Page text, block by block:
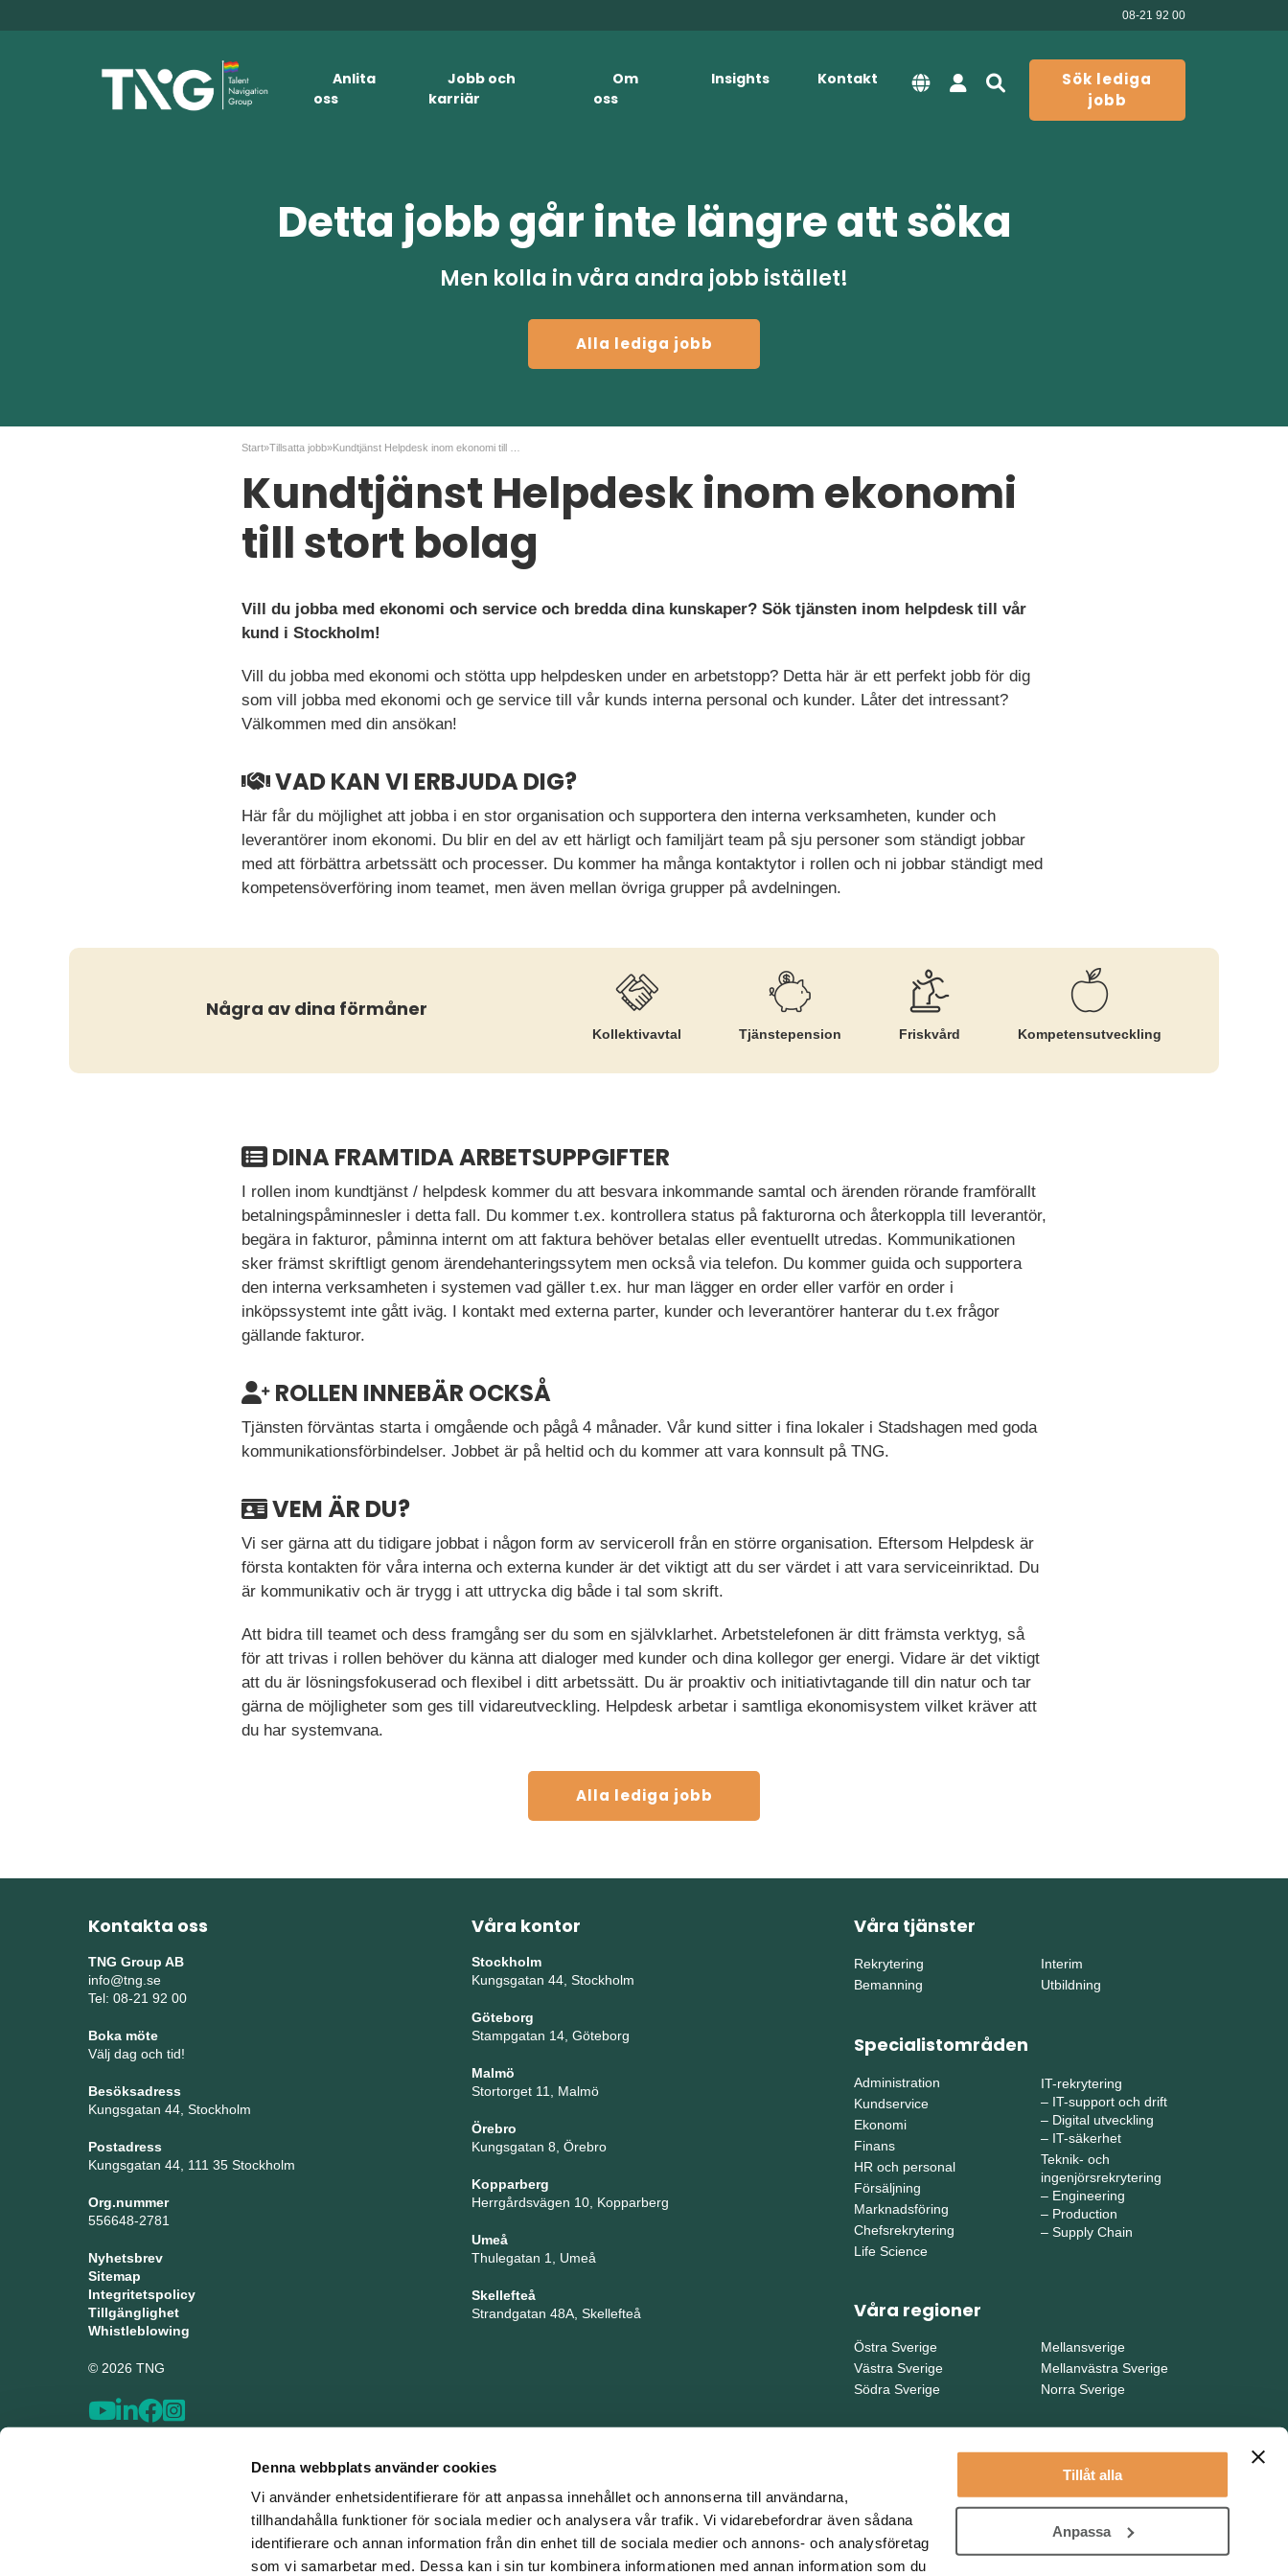
Denna webbplats använder cookies
Vi använder enhetsidentifierare för att anpassa innehållet och annonserna till användarna,
tillhandahålla funktioner för sociala medier och analysera vår trafik. Vi vidarebefordrar även sådana
identifierare och annan information från din enhet till de sociala medier och annons- och analysföretag
som vi samarbetar med. Dessa kan i sin tur kombinera informationen med annan information som du
Tillåt alla
Anpassa
08-21 92 00
Anlita
oss
Jobb och
karriär
Om
oss
Insights Kontakt
Sök lediga
jobb
Detta jobb går inte längre att söka
Men kolla in våra andra jobb istället!
Alla lediga jobb
Start»Tillsatta jobb»
Kundtjänst Helpdesk inom ekonomi
till stort bolag
Vill du jobba med ekonomi och service och bredda dina kunskaper? Sök tjänsten inom helpdesk till vår
kund i Stockholm!
Vill du jobba med ekonomi och stötta upp helpdesken under en arbetstopp? Detta här är ett perfekt jobb för dig
som vill jobba med ekonomi och ge service till vår kunds interna personal och kunder. Låter det intressant?
Välkommen med din ansökan!
VAD KAN VI ERBJUDA DIG?
Här får du möjlighet att jobba i en stor organisation och supportera den interna verksamheten, kunder och
leverantörer inom ekonomi. Du blir en del av ett härligt och familjärt team på sju personer som ständigt jobbar
med att förbättra arbetssätt och processer. Du kommer ha många kontaktytor i rollen och ni jobbar ständigt med
kompetensöverföring inom teamet, men även mellan övriga grupper på avdelningen.
Några av dina förmåner
Kollektiv­avtal Tjänste­pension Friskvård Kompetens­utveckling
DINA FRAMTIDA ARBETSUPPGIFTER
I rollen inom kundtjänst / helpdesk kommer du att besvara inkommande samtal och ärenden rörande framförallt
betalningspåminnesler i detta fall. Du kommer t.ex. kontrollera status på fakturorna och återkoppla till leverantör,
begära in fakturor, påminna internt om att faktura behöver betalas eller eventuellt utredas. Kommunikationen
sker främst skriftligt genom ärendehanteringssytem men också via telefon. Du kommer guida och supportera
den interna verksamheten i systemen vad gäller t.ex. hur man lägger en order eller varför en order i
inköpssystemt inte gått iväg. I kontakt med externa parter, kunder och leverantörer hanterar du t.ex frågor
gällande fakturor.
ROLLEN INNEBÄR OCKSÅ
Tjänsten förväntas starta i omgående och pågå 4 månader. Vår kund sitter i fina lokaler i Stadshagen med goda
kommunikationsförbindelser. Jobbet är på heltid och du kommer att vara konnsult på TNG.
VEM ÄR DU?
Vi ser gärna att du tidigare jobbat i någon form av serviceroll från en större organisation. Eftersom Helpdesk är
första kontakten för våra interna och externa kunder är det viktigt att du ser värdet i att vara serviceinriktad. Du
är kommunikativ och är trygg i att uttrycka dig både i tal som skrift.
Att bidra till teamet och dess framgång ser du som en självklarhet. Arbetstelefonen är ditt främsta verktyg, så
för att trivas i rollen behöver du känna att dialoger med kunder och dina kollegor ger energi. Vidare är det viktigt
att du är lösningsfokuserad och flexibel i ditt arbetssätt. Du är proaktiv och initiativtagande till din natur och tar
gärna de möjligheter som ges till vidareutveckling. Helpdesk arbetar i samtliga ekonomisystem vilket kräver att
du har systemvana.
Alla lediga jobb
Kontakta oss
TNG Group AB
info@tng.se
Tel: 08-21 92 00
Boka möte
Välj dag och tid!
Besöksadress
Kungsgatan 44, Stockholm
Postadress
Kungsgatan 44, 111 35 Stockholm
Org.nummer
556648-2781
Nyhetsbrev
Sitemap
Integritetspolicy
Tillgänglighet
Whistleblowing
© 2026 TNG
Våra kontor
Stockholm
Kungsgatan 44, Stockholm
Göteborg
Stampgatan 14, Göteborg
Malmö
Stortorget 11, Malmö
Örebro
Kungsgatan 8, Örebro
Kopparberg
Herrgårdsvägen 10, Kopparberg
Umeå
Thulegatan 1, Umeå
Skellefteå
Strandgatan 48A, Skellefteå
Våra tjänster
Rekrytering
Bemanning
Interim
Utbildning
Specialistområden
Administration
Kundservice
Ekonomi
Finans
HR och personal
Försäljning
Marknadsföring
Chefsrekrytering
Life Science
IT-rekrytering
– IT-support och drift
– Digital utveckling
– IT-säkerhet
Teknik- och
ingenjörsrekrytering
– Engineering
– Production
– Supply Chain
Våra regioner
Östra Sverige
Västra Sverige
Södra Sverige
Mellansverige
Mellanvästra Sverige
Norra Sverige
TNG är en del i företagsgruppen Key People Group